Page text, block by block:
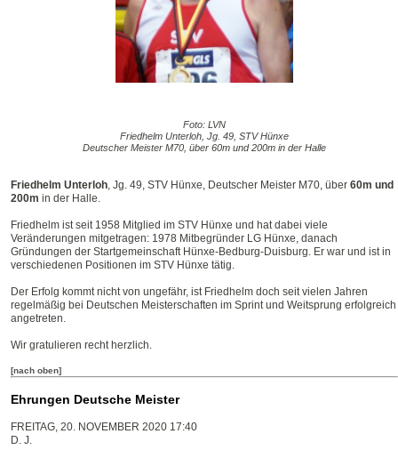
Foto: LVN
Friedhelm Unterloh, Jg. 49, STV Hünxe
Deutscher Meister M70, über 60m und 200m in der Halle
Friedhelm Unterloh, Jg. 49, STV Hünxe, Deutscher Meister M70, über 60m und
200m in der Halle.
Friedhelm ist seit 1958 Mitglied im STV Hünxe und hat dabei viele
Veränderungen mitgetragen: 1978 Mitbegründer LG Hünxe, danach
Gründungen der Startgemeinschaft Hünxe-Bedburg-Duisburg. Er war und ist in
verschiedenen Positionen im STV Hünxe tätig.
Der Erfolg kommt nicht von ungefähr, ist Friedhelm doch seit vielen Jahren
regelmäßig bei Deutschen Meisterschaften im Sprint und Weitsprung erfolgreich
angetreten.
Wir gratulieren recht herzlich.
[nach oben]
Ehrungen Deutsche Meister
FREITAG, 20. NOVEMBER 2020 17:40
D. J.